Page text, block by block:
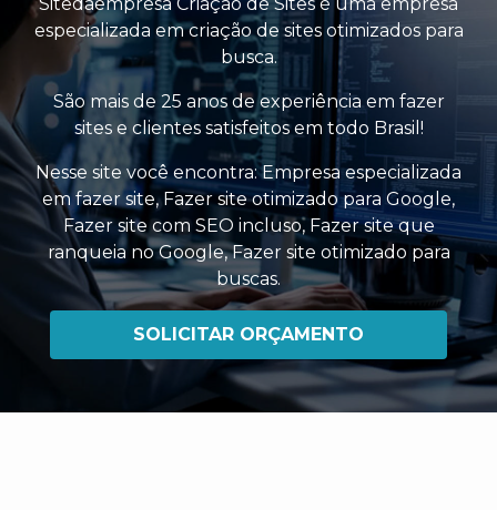
especializada em criação de sites otimizados para
busca.
São mais de 25 anos de experiência em fazer
sites e clientes satisfeitos em todo Brasil!
Nesse site você encontra:Empresa especializada
em fazer site,Fazer site otimizado para Google,
Fazer site com SEO incluso, Fazer site que
ranqueia no Google,Fazer site otimizado para
buscas.
SOLICITAR ORÇAMENTO